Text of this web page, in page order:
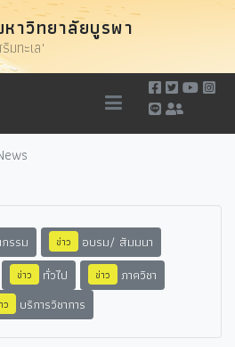
าวิทยาลัยบูรพา
มทะเล"
รรม ข่าว อบรม/ สัมมนา
ข่าว ทั่วไป ข่าว ภาควิชา
ว บริการวิชาการ